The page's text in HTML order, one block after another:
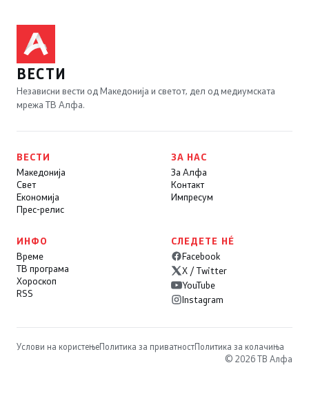
ВЕСТИ
Независни вести од Македонија и светот, дел од медиумската
мрежа ТВ Алфа.
ВЕСТИ
Македонија
Свет
Економија
Прес-релис
ЗА НАС
За Алфа
Контакт
Импресум
ИНФО
Време
ТВ програма
Хороскоп
RSS
СЛЕДЕТЕ НÉ
Facebook
X / Twitter
YouTube
Instagram
Услови на користењеПолитика за приватностПолитика за колачиња
© 2026 ТВ Алфа